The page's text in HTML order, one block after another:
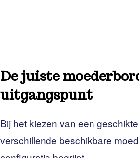
De juiste
uitgangspunt
Bij het kiezen van een
verschillende beschikbare